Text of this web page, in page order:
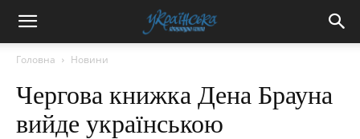
Головна Новини
Чергова книжка Дена Брауна
вийде українською